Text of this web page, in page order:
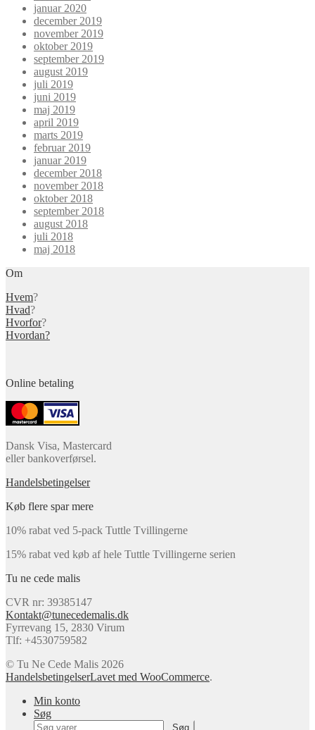
januar 2020
december 2019
november 2019
oktober 2019
september 2019
august 2019
juli 2019
juni 2019
maj 2019
april 2019
marts 2019
februar 2019
januar 2019
december 2018
november 2018
oktober 2018
september 2018
august 2018
juli 2018
maj 2018
Om
Hvem?
Hvad?
Hvorfor?
Hvordan?
Online betaling
Dansk Visa, Mastercard
eller bankoverførsel.
Handelsbetingelser
Køb flere spar mere
10% rabat ved 5-pack Tuttle Tvillingerne
15% rabat ved køb af hele Tuttle Tvillingerne serien
Tu ne cede malis
CVR nr: 39385147
Kontakt@tunecedemalis.dk
Fyrrevang 15, 2830 Virum
Tlf: +4530759582
© Tu Ne Cede Malis 2026
HandelsbetingelserLavet med WooCommerce.
Min konto
Søg
Søg
Søg